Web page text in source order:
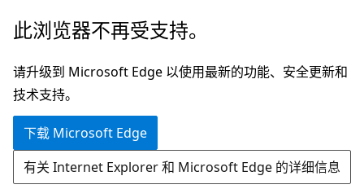
跳
主
要
内
此浏览器不再受支持。
请升级到 Microsoft Edge 以使用最新的功能、安全更新和
技术支持。
下载 Microsoft Edge
有关 Internet Explorer 和 Microsoft Edge 的详细信息